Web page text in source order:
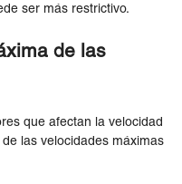
ser más restrictivo.
de las
que afectan la velocidad
las velocidades máximas